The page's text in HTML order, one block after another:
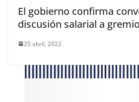
El gobierno confirma
discusión salarial a
25 abril, 2022